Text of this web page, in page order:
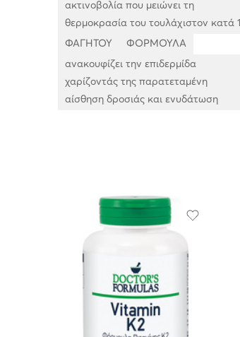
ακτινοβολία που μειώνει τη
θερμοκρασία του τουλάχιστον κατά 1
ΦΑΓΗΤΟΥ ΦΟΡΜΟΥΛΑ
ανακουφίζει την επιδερμίδα
χαρίζοντάς της παρατεταμένη
αίσθηση δροσιάς και ενυδάτωση